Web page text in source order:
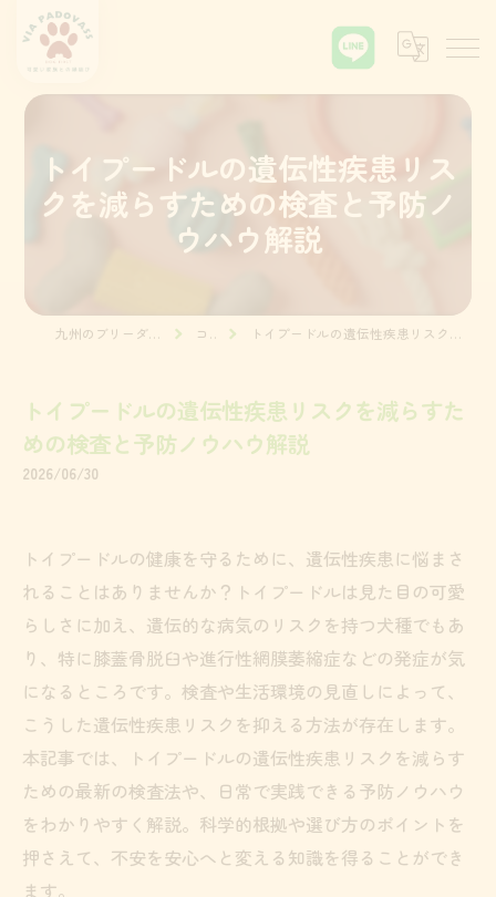
トイプードルの遺伝性疾患リス
クを減らすための検査と予防ノ
ウハウ解説
コラム トイプードルの遺伝性疾患リスクを減らすための検査と予防ノウハウ解説
トイプードルの遺伝性疾患リスクを減らすた
めの検査と予防ノウハウ解説
2026/06/30
トイプードルの健康を守るために、遺伝性疾患に悩まさ
れることはありませんか？トイプードルは見た目の可愛
らしさに加え、遺伝的な病気のリスクを持つ犬種でもあ
り、特に膝蓋骨脱臼や進行性網膜萎縮症などの発症が気
になるところです。検査や生活環境の見直しによって、
こうした遺伝性疾患リスクを抑える方法が存在します。
本記事では、トイプードルの遺伝性疾患リスクを減らす
ための最新の検査法や、日常で実践できる予防ノウハウ
をわかりやすく解説。科学的根拠や選び方のポイントを
押さえて、不安を安心へと変える知識を得ることができ
ます。